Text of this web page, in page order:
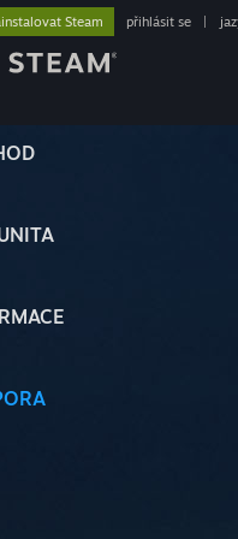
Steam přihlásit se